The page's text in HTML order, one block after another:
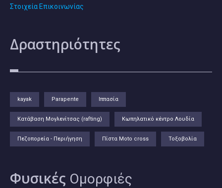
Στοιχεία Επικοινωνίας
Δραστηριότητες
kayak Parapente Ιππασία
Κατάβαση Μογλενίτσας (rafting) Κωπηλατικό κέντρο Λουδία
Πεζοπορεία - Περιήγηση Πίστα Moto cross Τοξοβολία
Φυσικές Ομορφιές